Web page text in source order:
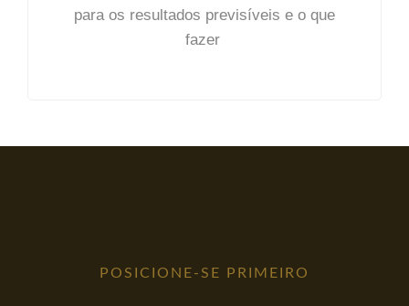
para os resultados previsíveis e o que
fazer
POSICIONE-SE PRIMEIRO